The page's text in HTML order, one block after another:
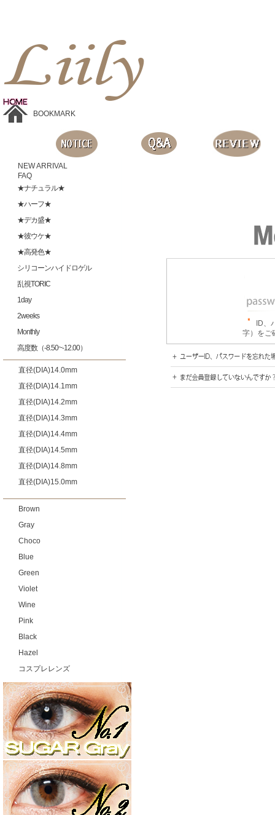
BOOKMARK
NEW ARRIVAL
FAQ
★ナチュラル★
★ハーフ★
★デカ盛★
★彼ウケ★
★高発色★
シリコーンハイドロゲル
乱視TORIC
1day
2weeks
Monthly
高度数（-8.50~-12.00）
直径(DIA)14.0mm
直径(DIA)14.1mm
直径(DIA)14.2mm
直径(DIA)14.3mm
直径(DIA)14.4mm
直径(DIA)14.5mm
直径(DIA)14.8mm
直径(DIA)15.0mm
Brown
Gray
Choco
Blue
Green
Violet
Wine
Pink
Black
Hazel
コスプレレンズ
ID、
字）をご